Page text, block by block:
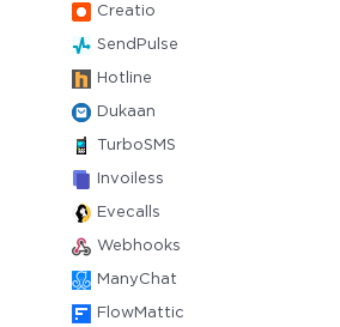
Creatio
SendPulse
Hotline
Dukaan
TurboSMS
Invoiless
Evecalls
Webhooks
ManyChat
FlowMattic